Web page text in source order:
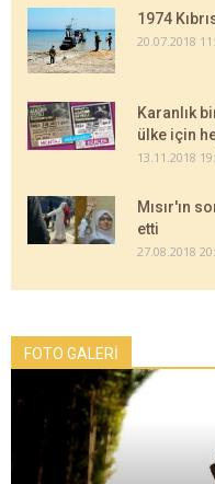
1974
20.07.2018
Karanlık
ülke için
13.11.2018
Mısır'ın
etti
27.08.2018
FOTO GALERİ